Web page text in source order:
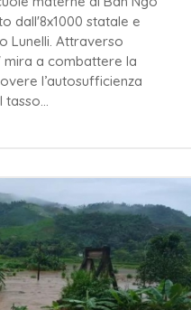
dall'8x1000 statale e
Lunelli. Attraverso
mira a combattere la
l’autosufficienza
tasso…